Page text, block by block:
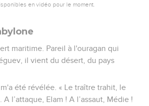
en vidéo pour le moment.
maritime. Pareil à l'ouragan qui
il vient du désert, du pays
été révélée. « Le traître trahit, le
l’attaque, Elam ! A l’assaut, Médie !